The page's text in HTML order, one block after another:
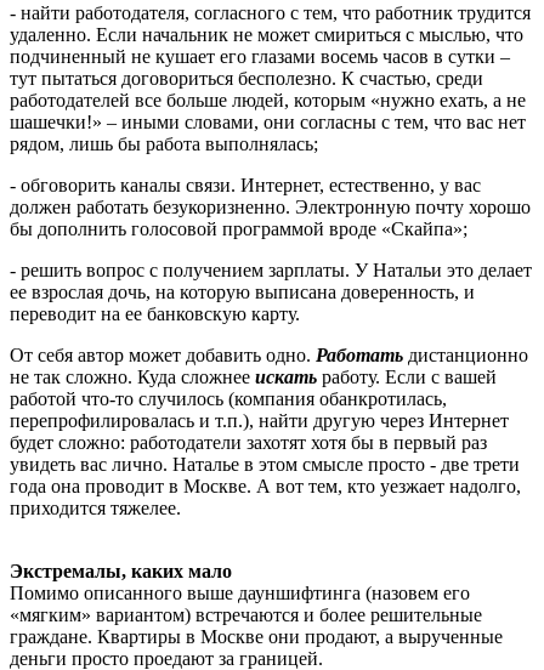
- найти работодателя, согласного с тем, что работник трудится
удаленно. Если начальник не может смириться с мыслью, что
подчиненный не кушает его глазами восемь часов в сутки –
тут пытаться договориться бесполезно. К счастью, среди
работодателей все больше людей, которым «нужно ехать, а не
шашечки!» – иными словами, они согласны с тем, что вас нет
рядом, лишь бы работа выполнялась;
- обговорить каналы связи. Интернет, естественно, у вас
должен работать безукоризненно. Электронную почту хорошо
бы дополнить голосовой программой вроде «Скайпа»;
- решить вопрос с получением зарплаты. У Натальи это делает
ее взрослая дочь, на которую выписана доверенность, и
переводит на ее банковскую карту.
От себя автор может добавить одно. Работать дистанционно
не так сложно. Куда сложнее искать работу. Если с вашей
работой что-то случилось (компания обанкротилась,
перепрофилировалась и т.п.), найти другую через Интернет
будет сложно: работодатели захотят хотя бы в первый раз
увидеть вас лично. Наталье в этом смысле просто - две трети
года она проводит в Москве. А вот тем, кто уезжает надолго,
приходится тяжелее.
Экстремалы, каких мало
Помимо описанного выше дауншифтинга (назовем его
«мягким» вариантом) встречаются и более решительные
граждане. Квартиры в Москве они продают, а вырученные
деньги просто проедают за границей.